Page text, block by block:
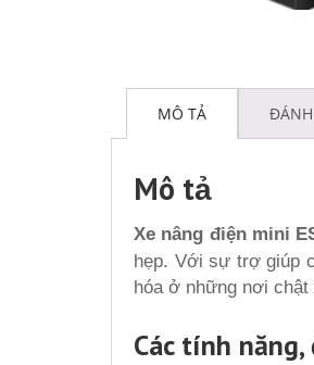
MÔ TẢ
Mô tả
Xe nâng điện mini
hẹp. Với sự trợ giúp
hóa ở những nơi chật
Các tính